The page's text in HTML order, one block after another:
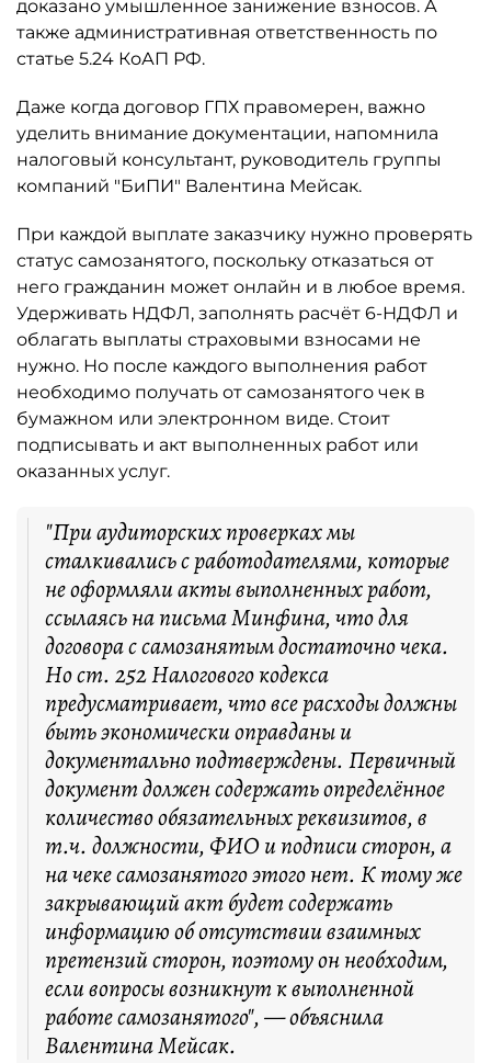
доказано умышленное занижение взносов. А
также административная ответственность по
статье 5.24 КоАП РФ.
Даже когда договор ГПХ правомерен, важно
уделить внимание документации, напомнила
налоговый консультант, руководитель группы
компаний "БиПИ" Валентина Мейсак.
При каждой выплате заказчику нужно проверять
статус самозанятого, поскольку отказаться от
него гражданин может онлайн и в любое время.
Удерживать НДФЛ, заполнять расчёт 6-НДФЛ и
облагать выплаты страховыми взносами не
нужно. Но после каждого выполнения работ
необходимо получать от самозанятого чек в
бумажном или электронном виде. Стоит
подписывать и акт выполненных работ или
оказанных услуг.
"При аудиторских проверках мы
сталкивались с работодателями, которые
не оформляли акты выполненных работ,
ссылаясь на письма Минфина, что для
договора с самозанятым достаточно чека.
Но ст. 252 Налогового кодекса
предусматривает, что все расходы должны
быть экономически оправданы и
документально подтверждены. Первичный
документ должен содержать определённое
количество обязательных реквизитов, в
т.ч. должности, ФИО и подписи сторон, а
на чеке самозанятого этого нет. К тому же
закрывающий акт будет содержать
информацию об отсутствии взаимных
претензий сторон, поэтому он необходим,
если вопросы возникнут к выполненной
работе самозанятого", — объяснила
Валентина Мейсак.